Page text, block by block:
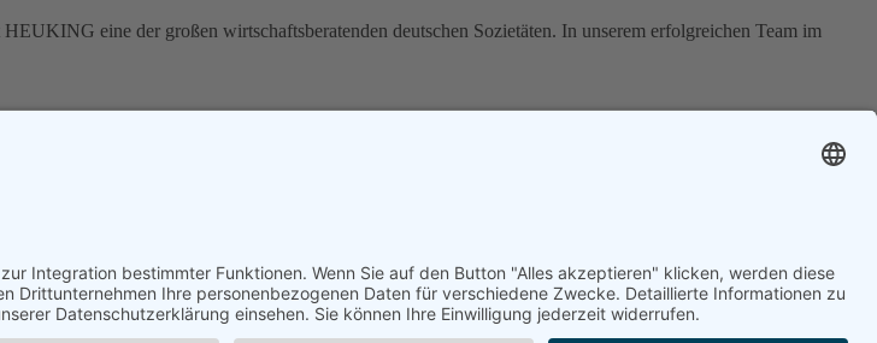
eine der großen wirtschaftsberatenden deutschen Sozietäten. In unserem erfolgreichen Team im
Abfall Wärme, aus Wasser Leben. Mehr als 40.000 Menschen arbeiten bei REMONDIS an ganzheitlichen
• Ärzte
Lösungen teilen wir mit über 28.000 Menschen rund um den Globus. Bei TÜV Rheinland können Sie Ihr